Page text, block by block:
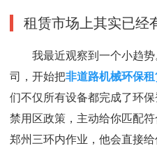
租赁市场上其实已经
我最近观察到一个小趋
司，开始把非道路机械环保
们不仅所有设备都完成了环
禁用区政策，主动给你匹配
郑州三环内作业，他会直接